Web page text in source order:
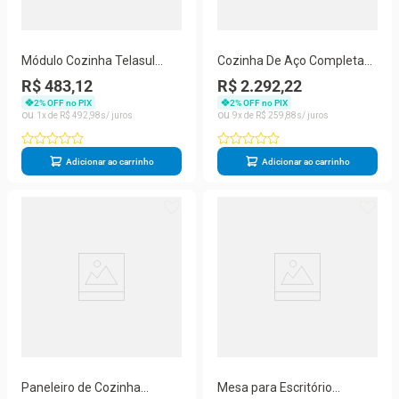
Módulo Cozinha Telasul
Thela Macadâmia Balcão
Com Tampo Thela
Macadâmia Com 2 Portas
80cm Freijó Branco Telasul
R$ 483,12
2% OFF no PIX
1
R$ 492 98
Adicionar ao carrinho
Cozinha De Aço Completa
Telasul Diamante C/ Vidro
4Pçs Bco/Preto
R$ 2.292,22
2% OFF no PIX
9
R$ 259 88
Adicionar ao carrinho
Paneleiro de Cozinha
Mesa para Escritório